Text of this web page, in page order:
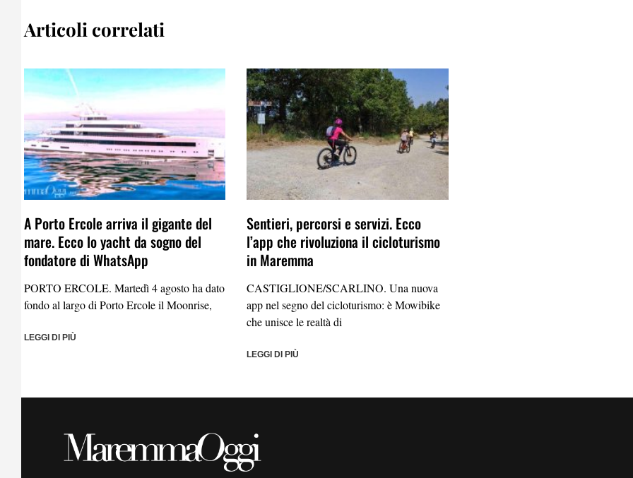
Articoli correlati
A Porto Ercole arriva il gigante del
mare. Ecco lo yacht da sogno del
fondatore di WhatsApp
PORTO ERCOLE. Martedì 4 agosto ha dato
fondo al largo di Porto Ercole il Moonrise,
LEGGI DI PIÙ
Sentieri, percorsi e servizi. Ecco
l’app che rivoluziona il cicloturismo
in Maremma
CASTIGLIONE/SCARLINO. Una nuova
app nel segno del cicloturismo: è Mowibike
che unisce le realtà di
LEGGI DI PIÙ